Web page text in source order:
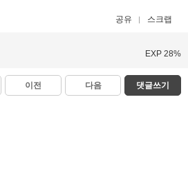
공유 스크랩
EXP 28%
이전 다음 댓글쓰기